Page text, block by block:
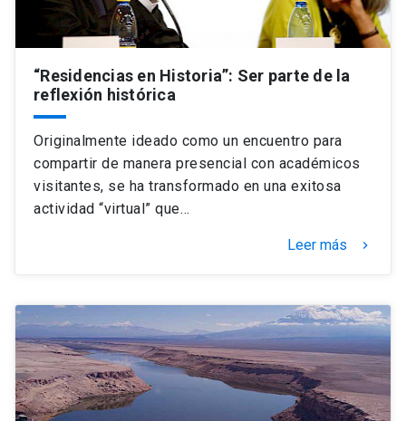
“Residencias en Historia”: Ser parte de la
reflexión histórica
Originalmente ideado como un encuentro para
compartir de manera presencial con académicos
visitantes, se ha transformado en una exitosa
actividad “virtual” que…
Leer más keyboard_arrow_right